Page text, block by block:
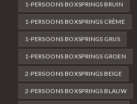
1-PERSOONS BOXSPRINGS BRUIN
1-PERSOONS BOXSPRINGS CRÈME
1-PERSOONS BOXSPRINGS GRIJS
1-PERSOONS BOXSPRINGS GROEN
2-PERSOONS BOXSPRINGS BEIGE
2-PERSOONS BOXSPRINGS BLAUW